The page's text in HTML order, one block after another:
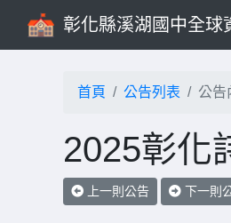
彰化縣溪湖國中全球
首頁 公告列表 公告
2025彰化
上一則公告 下一則